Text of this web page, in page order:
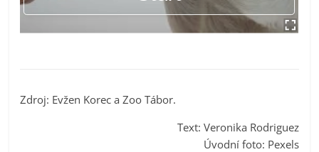
Zdroj: Evžen Korec a Zoo Tábor.
Text: Veronika Rodriguez
Úvodní foto: Pexels